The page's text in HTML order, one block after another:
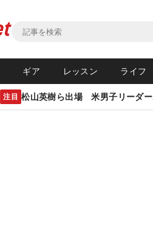
ギア レッスン ライフ
注目 松山英樹ら出場 米男子リーダ